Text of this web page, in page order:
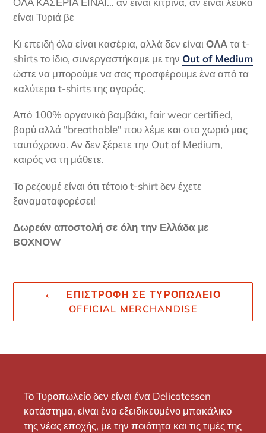
είναι Τυριά βε
Κι επειδή όλα είναι κασέρια, αλλά δεν είναι ΟΛΑτα t-
shirts το ίδιο, συνεργαστήκαμε με την Out of Medium
ώστε να μπορούμε να σας προσφέρουμε ένα από τα
καλύτερα t-shirts της αγοράς.
Από 100% οργανικό βαμβάκι, fair wear certified,
βαρύ αλλά "breathable" που λέμε και στο χωριό μας
ταυτόχρονα. Αν δεν ξέρετε την Out of Medium,
καιρός να τη μάθετε.
Το ρεζουμέ είναι ότι τέτοιο t-shirt δεν έχετε
ξαναματαφορέσει!
Δωρεάν αποστολή σε όλη την Ελλάδα με
BOXNOW
ΕΠΙΣΤΡΟΦΉ ΣΕ ΤΥΡΟΠΩΛΕΊΟ
OFFICIAL MERCHANDISE
Το Τυροπωλείο δεν είναι ένα Delicatessen
κατάστημα, είναι ένα εξειδικευμένο μπακάλικο
της νέας εποχής, με την ποιότητα και τις τιμές της